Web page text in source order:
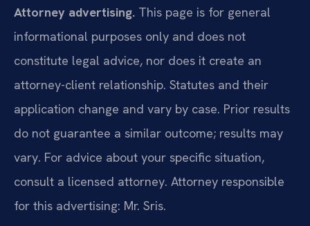
Attorney advertising. This page is for general
informational purposes only and does not
constitute legal advice, nor does it create an
attorney-client relationship. Statutes and their
application change and vary by case. Prior results
do not guarantee a similar outcome; results may
vary. For advice about your specific situation,
consult a licensed attorney. Attorney responsible
for this advertising: Mr. Sris.